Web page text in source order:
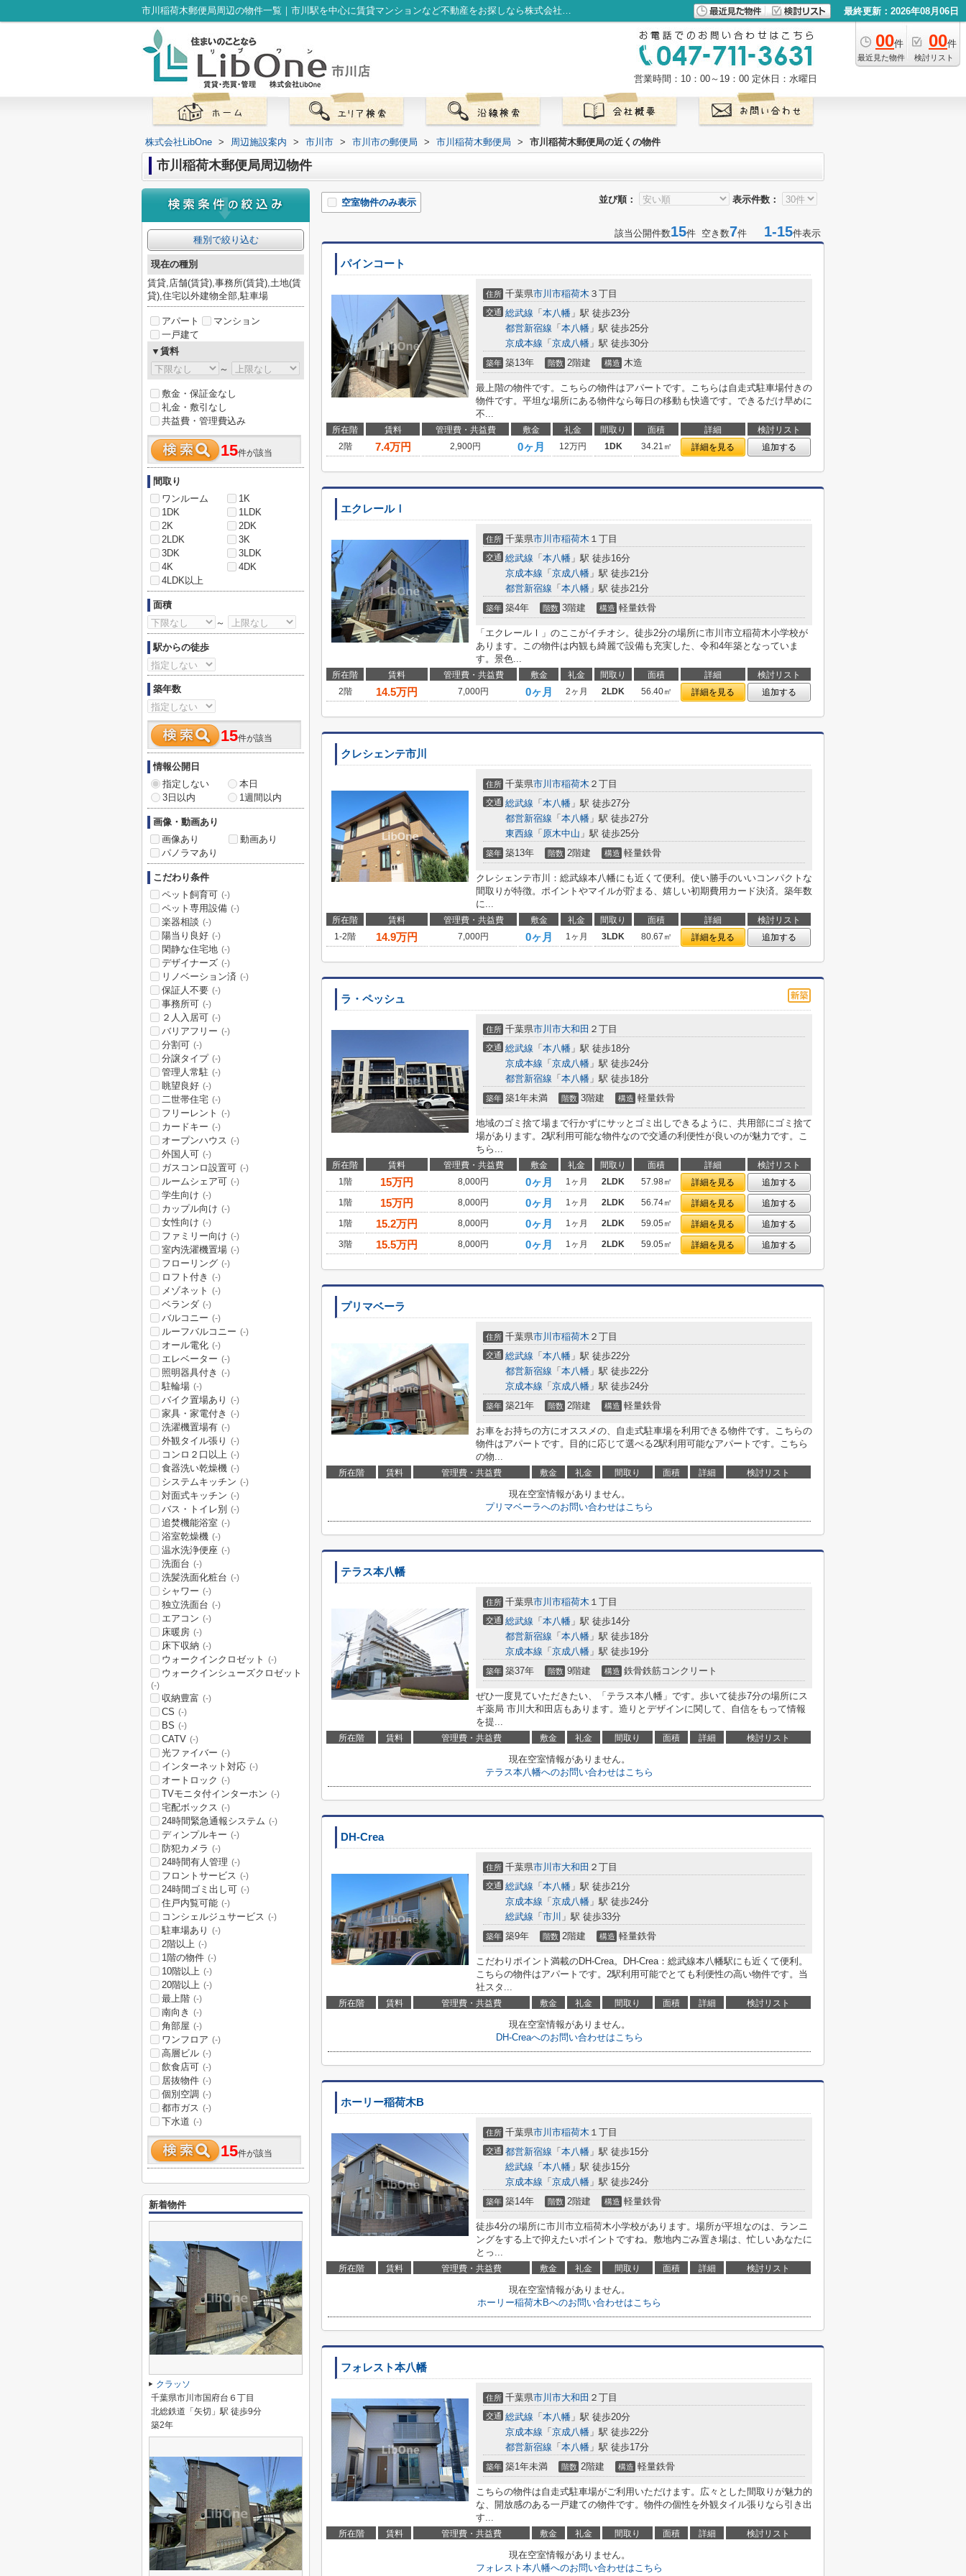
市川稲荷木郵便局周辺の物件一覧｜市川駅を中心に賃貸マンションなど不動産をお探しなら株式会社LibOneへ 最終更新：2026年08月06日
00件
最近見た物件
00件
検討リスト
営業時間：10：00～19：00 定休日：水曜日
株式会社LibOne > 周辺施設案内 > 市川市 > 市川市の郵便局 > 市川稲荷木郵便局 > 市川稲荷木郵便局の近くの物件
市川稲荷木郵便局周辺物件
並び順： 表示件数：
空室物件のみ表示
該当公開件数15件 空き数7件 1-15件表示
パインコート
住所 千葉県市川市稲荷木 ３丁目
交通 総武線 「 本八幡 」駅 徒歩23分
都営新宿線 「 本八幡 」駅 徒歩25分
京成本線 「 京成八幡 」駅 徒歩30分
築年 築13年 階数 2階建 構造 木造
最上階の物件です。こちらの物件はアパートです。こちらは自走式駐車場付きの
物件です。平坦な場所にある物件なら毎日の移動も快適です。できるだけ早めに
不...
所在階 賃料 管理費・共益費 敷金 礼金 間取り 面積 詳細
検討リスト
2階
7.4万円 2,900円 0ヶ月 12万円 1DK 34.21㎡ 詳細を見る 追加する
エクレールⅠ
住所 千葉県市川市稲荷木 １丁目
交通 総武線 「 本八幡 」駅 徒歩16分
京成本線 「 京成八幡 」駅 徒歩21分
都営新宿線 「 本八幡 」駅 徒歩21分
築年 築4年 階数 3階建 構造 軽量鉄骨
「エクレールⅠ」のここがイチオシ。徒歩2分の場所に市川市立稲荷木小学校が
あります。この物件は内観も綺麗で設備も充実した、令和4年築となっていま
す。景色...
所在階 賃料 管理費・共益費 敷金 礼金 間取り 面積 詳細
検討リスト
2階
14.5万円 7,000円 0ヶ月 2ヶ月 2LDK 56.40㎡ 詳細を見る 追加する
クレシェンテ市川
住所 千葉県市川市稲荷木 ２丁目
交通 総武線 「 本八幡 」駅 徒歩27分
都営新宿線 「 本八幡 」駅 徒歩27分
東西線 「 原木中山 」駅 徒歩25分
築年 築13年 階数 2階建 構造 軽量鉄骨
クレシェンテ市川：総武線本八幡にも近くて便利。使い勝手のいいコンパクトな
間取りが特徴。ポイントやマイルが貯まる、嬉しい初期費用カード決済。築年数
に...
所在階 賃料 管理費・共益費 敷金 礼金 間取り 面積 詳細
検討リスト
1-2階
14.9万円 7,000円 0ヶ月 1ヶ月 3LDK 80.67㎡ 詳細を見る 追加する
ラ・ペッシュ
住所 千葉県市川市大和田 ２丁目
交通 総武線 「 本八幡 」駅 徒歩18分
京成本線 「 京成八幡 」駅 徒歩24分
都営新宿線 「 本八幡 」駅 徒歩18分
築年 築1年未満 階数 3階建 構造 軽量鉄骨
地域のゴミ捨て場まで行かずにサッとゴミ出しできるように、共用部にゴミ捨て
場があります。2駅利用可能な物件なので交通の利便性が良いのが魅力です。こ
ちら...
所在階 賃料 管理費・共益費 敷金 礼金 間取り 面積 詳細
検討リスト
1階
15万円 8,000円 0ヶ月 1ヶ月 2LDK 57.98㎡ 詳細を見る
追加する
1階
15万円 8,000円 0ヶ月 1ヶ月 2LDK 56.74㎡ 詳細を見る
追加する
1階
15.2万円 8,000円 0ヶ月 1ヶ月 2LDK 59.05㎡ 詳細を見る
追加する
3階
15.5万円 8,000円 0ヶ月 1ヶ月 2LDK 59.05㎡ 詳細を見る 追加する
プリマベーラ
住所 千葉県市川市稲荷木 ２丁目
交通 総武線 「 本八幡 」駅 徒歩22分
都営新宿線 「 本八幡 」駅 徒歩22分
京成本線 「 京成八幡 」駅 徒歩24分
築年 築21年 階数 2階建 構造 軽量鉄骨
お車をお持ちの方にオススメの、自走式駐車場を利用できる物件です。こちらの
物件はアパートです。目的に応じて選べる2駅利用可能なアパートです。こちら
の物...
所在階 賃料 管理費・共益費 敷金 礼金 間取り 面積 詳細 検討リスト
現在空室情報がありません。
プリマベーラへのお問い合わせはこちら
テラス本八幡
住所 千葉県市川市稲荷木 １丁目
交通 総武線 「 本八幡 」駅 徒歩14分
都営新宿線 「 本八幡 」駅 徒歩18分
京成本線 「 京成八幡 」駅 徒歩19分
築年 築37年 階数 9階建 構造 鉄骨鉄筋コンクリート
ぜひ一度見ていただきたい、「テラス本八幡」です。歩いて徒歩7分の場所にス
ギ薬局 市川大和田店もあります。造りとデザインに関して、自信をもって情報
を提...
所在階 賃料 管理費・共益費 敷金 礼金 間取り 面積 詳細 検討リスト
現在空室情報がありません。
テラス本八幡へのお問い合わせはこちら
DH-Crea
住所 千葉県市川市大和田 ２丁目
交通 総武線 「 本八幡 」駅 徒歩21分
京成本線 「 京成八幡 」駅 徒歩24分
総武線 「 市川 」駅 徒歩33分
築年 築9年 階数 2階建 構造 軽量鉄骨
こだわりポイント満載のDH-Crea。DH-Crea：総武線本八幡駅にも近くて便利。
こちらの物件はアパートです。2駅利用可能でとても利便性の高い物件です。当
社スタ...
所在階 賃料 管理費・共益費 敷金 礼金 間取り 面積 詳細 検討リスト
現在空室情報がありません。
DH-Creaへのお問い合わせはこちら
ホーリー稲荷木B
住所 千葉県市川市稲荷木 １丁目
交通 都営新宿線 「 本八幡 」駅 徒歩15分
総武線 「 本八幡 」駅 徒歩15分
京成本線 「 京成八幡 」駅 徒歩24分
築年 築14年 階数 2階建 構造 軽量鉄骨
徒歩4分の場所に市川市立稲荷木小学校があります。場所が平坦なのは、ランニ
ングをする上で抑えたいポイントですね。敷地内ごみ置き場は、忙しいあなたに
とっ...
所在階 賃料 管理費・共益費 敷金 礼金 間取り 面積 詳細 検討リスト
現在空室情報がありません。
ホーリー稲荷木Bへのお問い合わせはこちら
フォレスト本八幡
住所 千葉県市川市大和田 ２丁目
交通 総武線 「 本八幡 」駅 徒歩20分
京成本線 「 京成八幡 」駅 徒歩22分
都営新宿線 「 本八幡 」駅 徒歩17分
築年 築1年未満 階数 2階建 構造 軽量鉄骨
こちらの物件は自走式駐車場がご利用いただけます。広々とした間取りが魅力的
な、開放感のある一戸建ての物件です。物件の個性を外観タイル張りなら引き出
す...
所在階 賃料 管理費・共益費 敷金 礼金 間取り 面積 詳細 検討リスト
現在空室情報がありません。
フォレスト本八幡へのお問い合わせはこちら
種別で絞り込む
現在の種別
賃貸,店舗(賃貸),事務所(賃貸),土地(賃
貸),住宅以外建物全部,駐車場
アパート
マンション
一戸建て
▼賃料
～
敷金・保証金なし
礼金・敷引なし
共益費・管理費込み
15件が該当
間取り
ワンルーム
1K
1DK
1LDK
2K
2DK
2LDK
3K
3DK
3LDK
4K
4DK
4LDK以上
面積
～
駅からの徒歩
築年数
15件が該当
情報公開日
指定しない
本日
3日以内
1週間以内
画像・動画あり
画像あり
動画あり
パノラマあり
こだわり条件
ペット飼育可 (-)
ペット専用設備 (-)
楽器相談 (-)
陽当り良好 (-)
閑静な住宅地 (-)
デザイナーズ (-)
リノベーション済 (-)
保証人不要 (-)
事務所可 (-)
２人入居可 (-)
バリアフリー (-)
分割可 (-)
分譲タイプ (-)
管理人常駐 (-)
眺望良好 (-)
二世帯住宅 (-)
フリーレント (-)
カードキー (-)
オープンハウス (-)
外国人可 (-)
ガスコンロ設置可 (-)
ルームシェア可 (-)
学生向け (-)
カップル向け (-)
女性向け (-)
ファミリー向け (-)
室内洗濯機置場 (-)
フローリング (-)
ロフト付き (-)
メゾネット (-)
ベランダ (-)
バルコニー (-)
ルーフバルコニー (-)
オール電化 (-)
エレベーター (-)
照明器具付き (-)
駐輪場 (-)
バイク置場あり (-)
家具・家電付き (-)
洗濯機置場有 (-)
外観タイル張り (-)
コンロ２口以上 (-)
食器洗い乾燥機 (-)
システムキッチン (-)
対面式キッチン (-)
バス・トイレ別 (-)
追焚機能浴室 (-)
浴室乾燥機 (-)
温水洗浄便座 (-)
洗面台 (-)
洗髪洗面化粧台 (-)
シャワー (-)
独立洗面台 (-)
エアコン (-)
床暖房 (-)
床下収納 (-)
ウォークインクロゼット (-)
ウォークインシューズクロゼット
(-)
収納豊富 (-)
CS (-)
BS (-)
CATV (-)
光ファイバー (-)
インターネット対応 (-)
オートロック (-)
TVモニタ付インターホン (-)
宅配ボックス (-)
24時間緊急通報システム (-)
ディンプルキー (-)
防犯カメラ (-)
24時間有人管理 (-)
フロントサービス (-)
24時間ゴミ出し可 (-)
住戸内覧可能 (-)
コンシェルジュサービス (-)
駐車場あり (-)
2階以上 (-)
1階の物件 (-)
10階以上 (-)
20階以上 (-)
最上階 (-)
南向き (-)
角部屋 (-)
ワンフロア (-)
高層ビル (-)
飲食店可 (-)
居抜物件 (-)
個別空調 (-)
都市ガス (-)
下水道 (-)
15件が該当
新着物件
クラッソ
千葉県市川市国府台６丁目
北総鉄道「矢切」駅 徒歩9分
築2年